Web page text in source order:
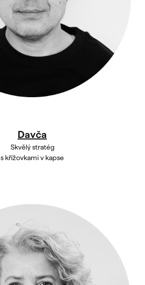
Davča
Skvělý stratég
s křížovkami v kapse